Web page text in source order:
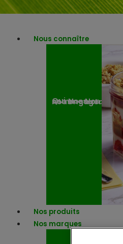
Nous connaître
Qui sommes-nous ? Nos Nos
Nos produits
Nos marques